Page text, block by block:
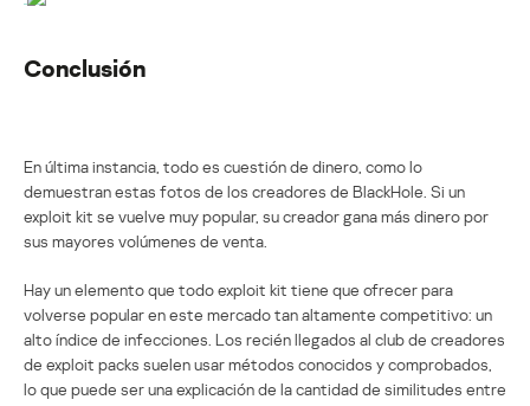
Conclusión
En última instancia, todo es cuestión de dinero, como lo
demuestran estas fotos de los creadores de BlackHole. Si un
exploit kit se vuelve muy popular, su creador gana más dinero por
sus mayores volúmenes de venta.
Hay un elemento que todo exploit kit tiene que ofrecer para
volverse popular en este mercado tan altamente competitivo: un
alto índice de infecciones. Los recién llegados al club de creadores
de exploit packs suelen usar métodos conocidos y comprobados,
lo que puede ser una explicación de la cantidad de similitudes entre